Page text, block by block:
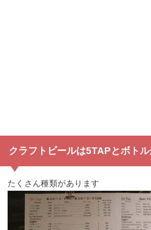
クラフトビールは5TAPとボトル
たくさん種類があります